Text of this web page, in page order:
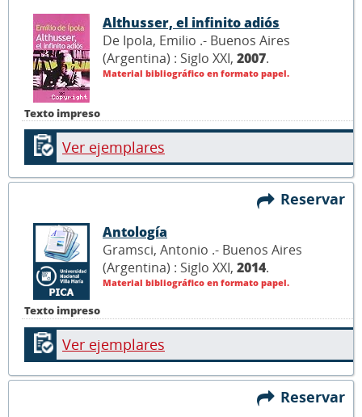
Texto impreso
Althusser, el infinito adiós
De Ipola, Emilio .- Buenos Aires
(Argentina) : Siglo XXI, 2007.
Material bibliográfico en formato papel.
Ver ejemplares
Reservar
Texto impreso
Antología
Gramsci, Antonio .- Buenos Aires
(Argentina) : Siglo XXI, 2014.
Material bibliográfico en formato papel.
Ver ejemplares
Reservar